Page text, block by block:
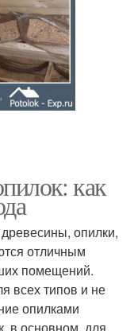
как
опилки,
отличным
помещений.
всех типов и не
опилками
в основном, для